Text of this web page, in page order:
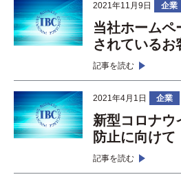
＞
＞
＞
豊富な外字
印刷サンプル
トピックス一覧
贈答マナーナビ
サイトマップ
2021年11月9日 企業
当社ホームペ
されているお
記事を読む
2021年4月1日 企業
新型コロナウ
防止に向けて
記事を読む